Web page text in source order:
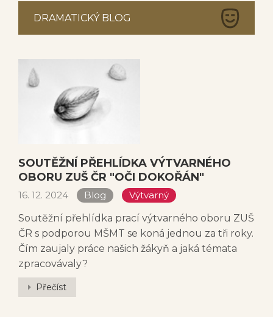
DRAMATICKÝ BLOG
SOUTĚŽNÍ PŘEHLÍDKA VÝTVARNÉHO
OBORU ZUŠ ČR "OČI DOKOŘÁN"
16. 12. 2024 Blog
Výtvarný
Soutěžní přehlídka prací výtvarného oboru ZUŠ
ČR s podporou MŠMT se koná jednou za tři roky.
Čím zaujaly práce našich žákyň a jaká témata
zpracovávaly?
Přečíst